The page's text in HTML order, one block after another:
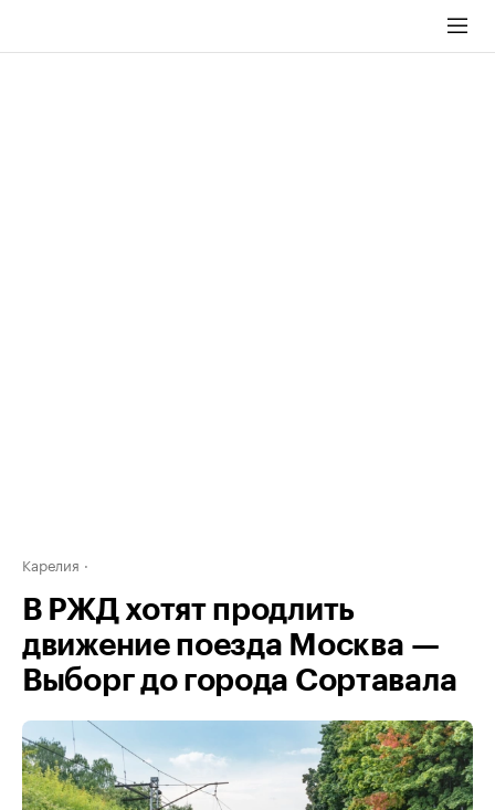
Карелия
В РЖД хотят продлить
движение поезда Москва —
Выборг до города Сортавала